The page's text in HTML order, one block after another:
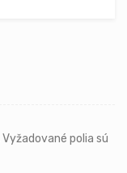
Vyžadované polia sú